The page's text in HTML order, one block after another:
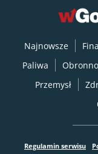
Najnowsze
Paliwa
Przemysł
Regulamin serwisu